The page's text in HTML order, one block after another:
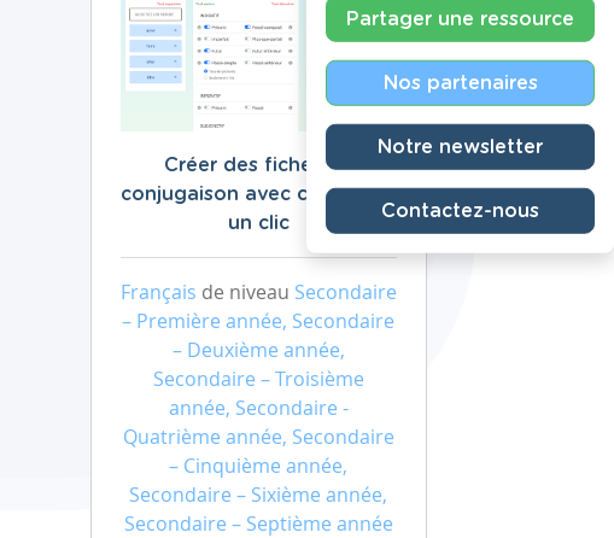
Créer des fiches de
conjugaison avec corrigé en
un clic
Français de niveau Secondaire
– Première année, Secondaire
– Deuxième année,
Secondaire – Troisième
année, Secondaire -
Quatrième année, Secondaire
– Cinquième année,
Secondaire – Sixième année,
Secondaire – Septième année
Partager une ressource
Nos partenaires
Notre newsletter
Contactez-nous